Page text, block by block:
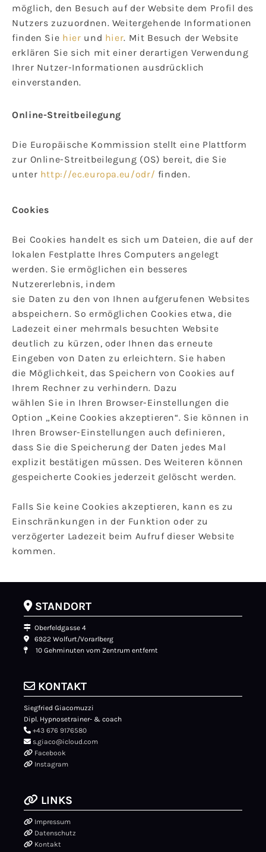
möglich, den Besuch auf der Website dem Profil des
Nutzers zuzuordnen. Weitergehende Informationen
finden Sie hier und hier. Mit Besuch der Website
erklären Sie sich mit einer derartigen Verwendung
Ihrer Nutzer-Informationen ausdrücklich
einverstanden.
Online-Streitbeilegung
Die Europäische Kommission stellt eine Plattform
zur Online-Streitbeilegung (OS) bereit, die Sie
unter http://ec.europa.eu/odr/ finden.
Cookies
Bei Cookies handelt es sich um Dateien, die auf der
lokalen Festplatte Ihres Computers angelegt
werden. Sie ermöglichen ein besseres
Nutzererlebnis, indem
sie Daten zu den von Ihnen aufgerufenen Websites
abspeichern. So ermöglichen Cookies etwa, die
Ladezeit einer mehrmals besuchten Website
deutlich zu kürzen, oder Ihnen das erneute
Eingeben von Daten zu erleichtern. Sie haben
die Möglichkeit, das Speichern von Cookies auf
Ihrem Rechner zu verhindern. Dazu
wählen Sie in Ihren Browser-Einstellungen die
Option „Keine Cookies akzeptieren“. Sie können in
Ihren Browser-Einstellungen auch definieren,
dass Sie die Speicherung der Daten jedes Mal
explizit bestätigen müssen. Des Weiteren können
gespeicherte Cookies jederzeit gelöscht werden.
Falls Sie keine Cookies akzeptieren, kann es zu
Einschränkungen in der Funktion oder zu
verzögerter Ladezeit beim Aufruf dieser Website
kommen.
STANDORT
 Oberfeldgasse 4
 6922 Wolfurt/Vorarlberg
 10 Gehminuten vom Zentrum entfernt
 KONTAKT
Siegfried Giacomuzzi
Dipl. Hypnosetrainer- & coach
 +43 676 9176580
 s.giaco@icloud.com
 Facebook
 Instagram
 LINKS
 Impressum
 Datenschutz
 Kontakt